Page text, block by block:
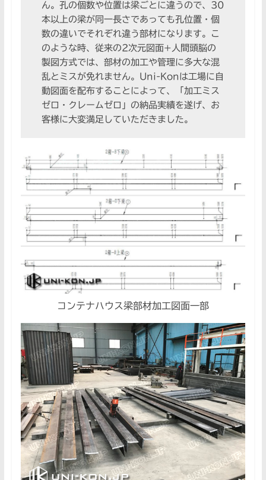
ん。孔の個数や位置は梁ごとに違うので、30
本以上の梁が同一長さであっても孔位置・個
数の違いでそれぞれ違う部材になります。こ
のような時、従来の2次元図面+人間頭脳の
製図方式では、部材の加工や管理に多大な混
乱とミスが免れません。Uni-Konは工場に自
動図面を配布することによって、「加工ミス
ゼロ・クレームゼロ」の納品実績を遂げ、お
客様に大変満足していただきました。
コンテナハウス梁部材加工図面一部